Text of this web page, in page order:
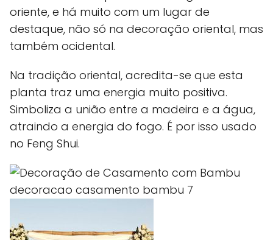
oriente, e há muito com um lugar de
destaque, não só na decoração oriental, mas
também ocidental.
Na tradição oriental, acredita-se que esta
planta traz uma energia muito positiva.
Simboliza a união entre a madeira e a água,
atraindo a energia do fogo. É por isso usado
no Feng Shui.